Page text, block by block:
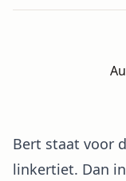
Bert staat voor
linkertiet. Dan